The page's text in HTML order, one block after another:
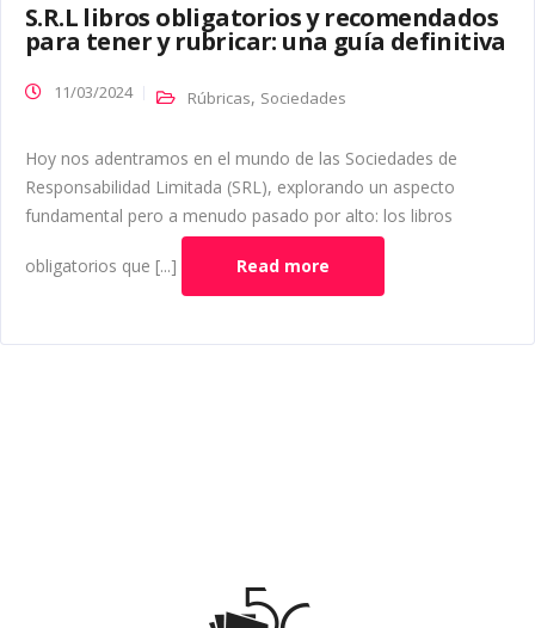
S.R.L libros obligatorios y recomendados
para tener y rubricar: una guía definitiva
11/03/2024 Rúbricas, Sociedades
Hoy nos adentramos en el mundo de las Sociedades de
Responsabilidad Limitada (SRL), explorando un aspecto
fundamental pero a menudo pasado por alto: los libros
obligatorios que [...] Read more